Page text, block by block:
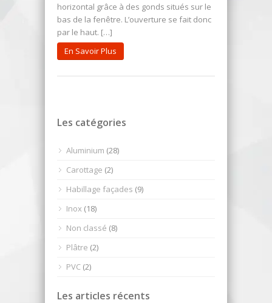
horizontal grâce à des gonds situés sur le
bas de la fenêtre. L’ouverture se fait donc
par le haut. […]
En Savoir Plus
Les catégories
Aluminium (28)
Carottage (2)
Habillage façades (9)
Inox (18)
Non classé (8)
Plâtre (2)
PVC (2)
Les articles récents